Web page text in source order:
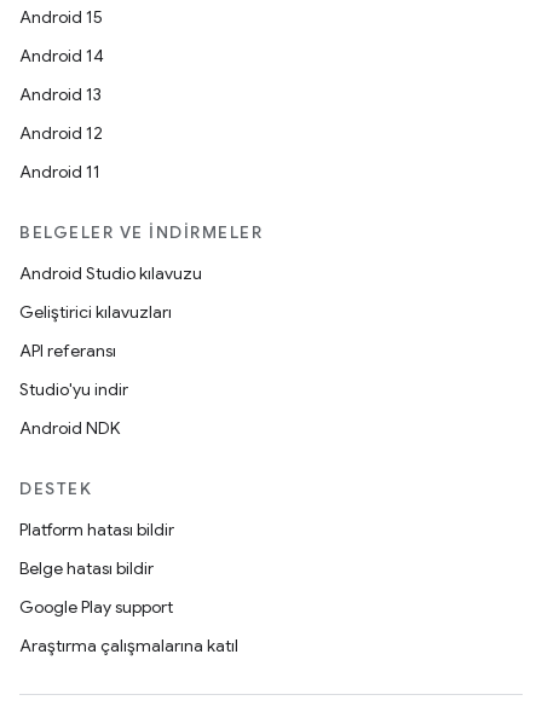
Android 15
Android 14
Android 13
Android 12
Android 11
BELGELER VE İNDIRMELER
Android Studio kılavuzu
Geliştirici kılavuzları
API referansı
Studio'yu indir
Android NDK
DESTEK
Platform hatası bildir
Belge hatası bildir
Google Play support
Araştırma çalışmalarına katıl